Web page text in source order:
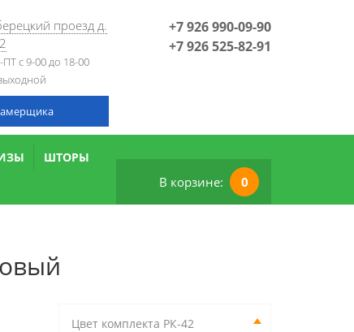
проезд д.
2
с 9-00 до 18-00
+7 926 990-09-90
+7 926 525-82-91
ШТОРЫ
В корзине: 0
Цвет комплекта РК-42